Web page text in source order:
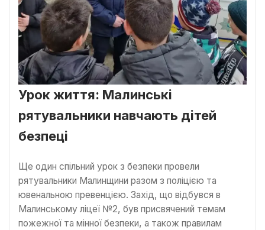
Урок життя: Малинські
рятувальники навчають дітей
безпеці
Ще один спільний урок з безпеки провели
рятувальники Малинщини разом з поліцією та
ювенальною превенцією. Захід, що відбувся в
Малинському ліцеї №2, був присвячений темам
пожежної та мінної безпеки, а також правилам